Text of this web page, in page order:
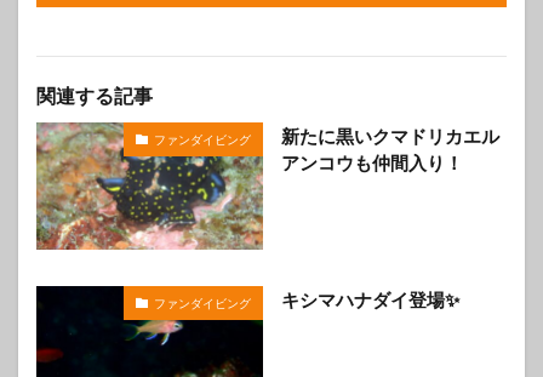
関連する記事
ファンダイビング
新たに黒いクマドリカエル
アンコウも仲間入り！
ファンダイビング キシマハナダイ登場✨️